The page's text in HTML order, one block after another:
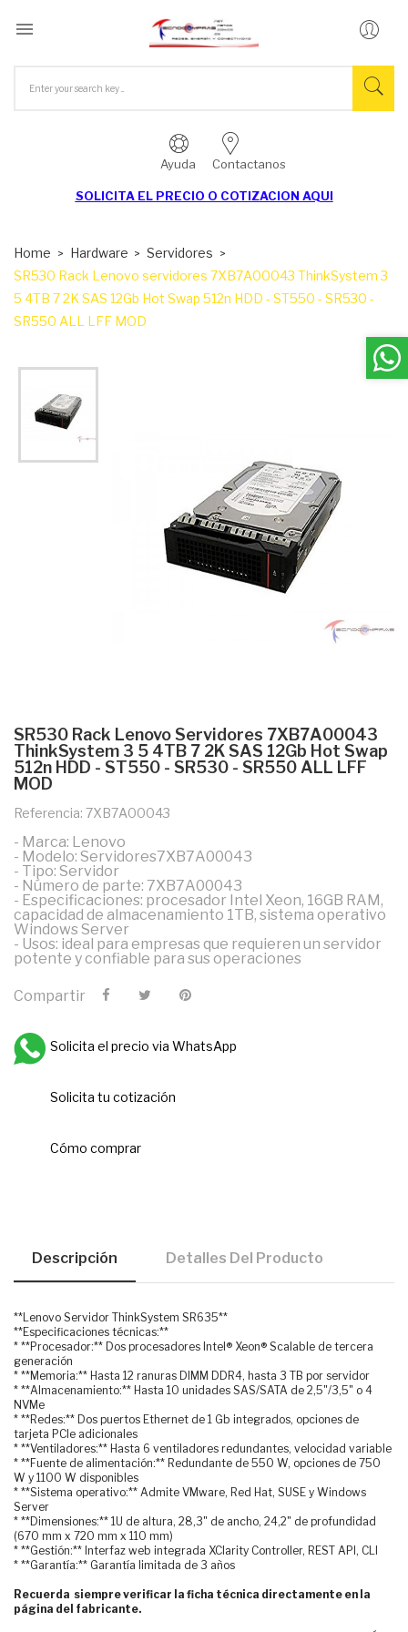

Ayuda Contactanos
SOLICITA EL PRECIO O COTIZACION AQUI
Home Hardware
Servidores
SR530 Rack Lenovo servidores 7XB7A00043 ThinkSystem 3
5 4TB 7 2K SAS 12Gb Hot Swap 512n HDD - ST550 - SR530 -
SR550 ALL LFF MOD
SR530 Rack Lenovo Servidores 7XB7A00043
ThinkSystem 3 5 4TB 7 2K SAS 12Gb Hot Swap
512n HDD - ST550 - SR530 - SR550 ALL LFF
MOD
Referencia: 7XB7A00043
- Marca: Lenovo
- Modelo: Servidores7XB7A00043
- Tipo: Servidor
- Número de parte: 7XB7A00043
- Especificaciones: procesador Intel Xeon, 16GB RAM,
capacidad de almacenamiento 1TB, sistema operativo
Windows Server
- Usos: ideal para empresas que requieren un servidor
potente y confiable para sus operaciones
Compartir
Solicita el precio via WhatsApp
Solicita tu cotización
Cómo comprar
Descripción Detalles Del Producto
**Lenovo Servidor ThinkSystem SR635**
**Especificaciones técnicas:**
* **Procesador:** Dos procesadores Intel® Xeon® Scalable de tercera
generación
* **Memoria:** Hasta 12 ranuras DIMM DDR4, hasta 3 TB por servidor
* **Almacenamiento:** Hasta 10 unidades SAS/SATA de 2,5"/3,5" o 4
NVMe
* **Redes:** Dos puertos Ethernet de 1 Gb integrados, opciones de
tarjeta PCIe adicionales
* **Ventiladores:** Hasta 6 ventiladores redundantes, velocidad variable
* **Fuente de alimentación:** Redundante de 550 W, opciones de 750
W y 1100 W disponibles
* **Sistema operativo:** Admite VMware, Red Hat, SUSE y Windows
Server
* **Dimensiones:** 1U de altura, 28,3" de ancho, 24,2" de profundidad
(670 mm x 720 mm x 110 mm)
* **Gestión:** Interfaz web integrada XClarity Controller, REST API, CLI
* **Garantía:** Garantía limitada de 3 años
Recuerda siempre verificar la ficha técnica directamente en la
página del fabricante.